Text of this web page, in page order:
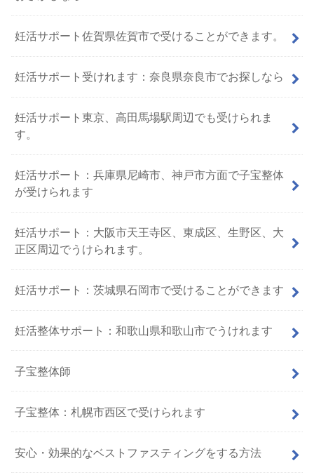
妊活サポート佐賀県佐賀市で受けることができます。
妊活サポート受けれます：奈良県奈良市でお探しなら
妊活サポート東京、高田馬場駅周辺でも受けられま
す。
妊活サポート：兵庫県尼崎市、神戸市方面で子宝整体
が受けられます
妊活サポート：大阪市天王寺区、東成区、生野区、大
正区周辺でうけられます。
妊活サポート：茨城県石岡市で受けることができます
妊活整体サポート：和歌山県和歌山市でうけれます
子宝整体師
子宝整体：札幌市西区で受けられます
安心・効果的なベストファスティングをする方法